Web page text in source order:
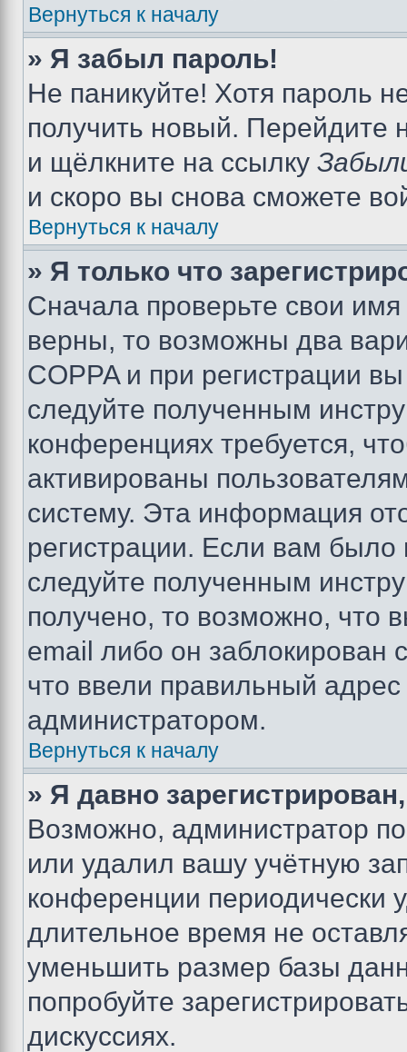
Вернуться к началу
» Я забыл пароль!
Не паникуйте! Хотя пароль
получить новый. Перейдите
и щёлкните на ссылку
и скоро вы снова сможете
Вернуться к началу
» Я только что
Сначала проверьте свои
верны, то возможны два
COPPA и при регистрации
следуйте полученным
конференциях требуется,
активированы
систему. Эта информация
регистрации. Если вам
следуйте полученным
получено, то возможно, что
email либо он
что ввели правильный адрес
администратором.
Вернуться к началу
» Я давно
Возможно, администратор
или удалил вашу учётную
конференции периодически
длительное время не
уменьшить размер базы
попробуйте
дискуссиях.